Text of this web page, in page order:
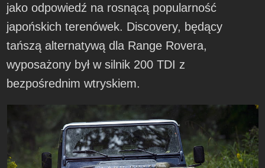
jako odpowiedź na rosnącą popularność
japońskich terenówek. Discovery, będący
tańszą alternatywą dla Range Rovera,
wyposażony był w silnik 200 TDI z
bezpośrednim wtryskiem.